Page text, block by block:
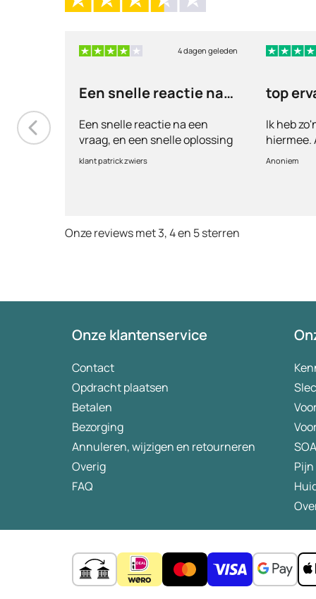
4 dagen geleden
Een snelle reactie na
Een snelle reactie na een
vraag, en een snelle oplossing
klant patrick zwiers
top
Ik heb
hiermee.
vul ik
te
eigen
Anoniem
Onze reviews met 3, 4 en 5 sterren
Onze klantenservice
Contact
Opdracht plaatsen
Betalen
Bezorging
Annuleren, wijzigen en retourneren
Overig
FAQ
SOA
Pijn